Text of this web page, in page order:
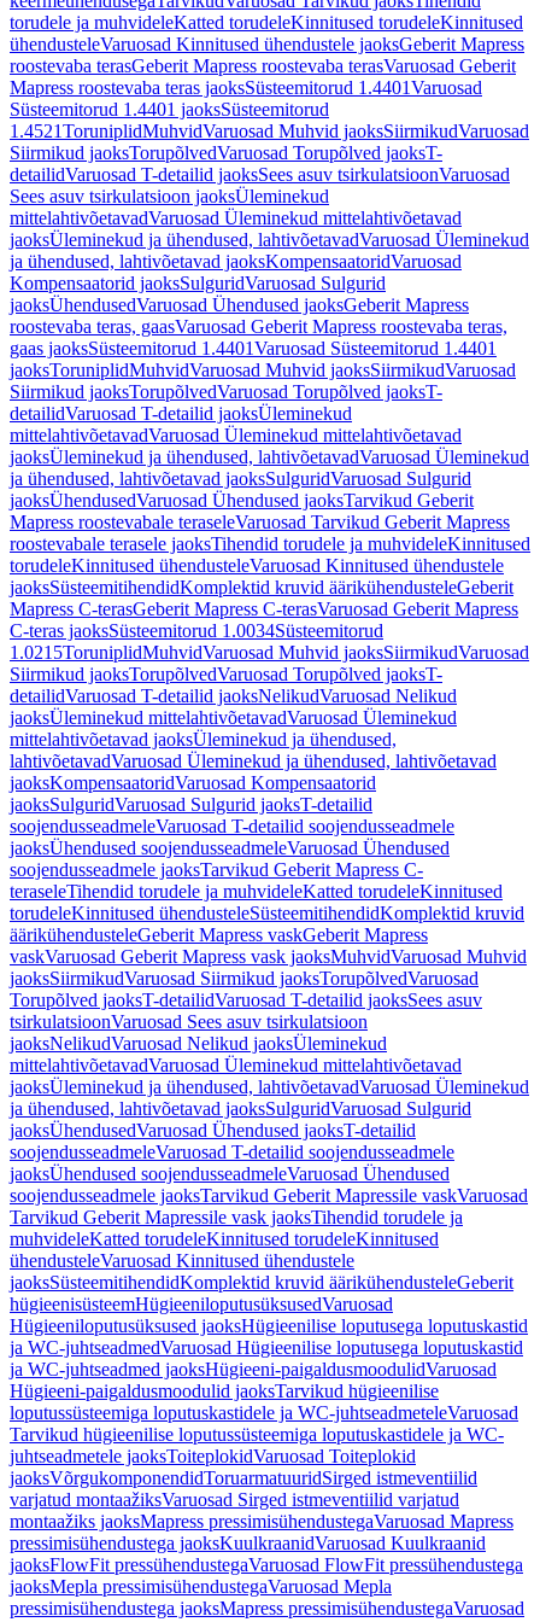
torudele ja muhvideleKatted torudeleKinnitused torudeleKinnitused
ühendusteleVaruosad Kinnitused ühendustele jaoksGeberit Mapress
roostevaba terasGeberit Mapress roostevaba terasVaruosad Geberit
Mapress roostevaba teras jaoksSüsteemitorud 1.4401Varuosad
Süsteemitorud 1.4401 jaoksSüsteemitorud
1.4521ToruniplidMuhvidVaruosad Muhvid jaoksSiirmikudVaruosad
Siirmikud jaoksTorupõlvedVaruosad Torupõlved jaoksT-
detailidVaruosad T-detailid jaoksSees asuv tsirkulatsioonVaruosad
Sees asuv tsirkulatsioon jaoksÜleminekud
mittelahtivõetavadVaruosad Üleminekud mittelahtivõetavad
jaoksÜleminekud ja ühendused, lahtivõetavadVaruosad Üleminekud
ja ühendused, lahtivõetavad jaoksKompensaatoridVaruosad
Kompensaatorid jaoksSulguridVaruosad Sulgurid
jaoksÜhendusedVaruosad Ühendused jaoksGeberit Mapress
roostevaba teras, gaasVaruosad Geberit Mapress roostevaba teras,
gaas jaoksSüsteemitorud 1.4401Varuosad Süsteemitorud 1.4401
jaoksToruniplidMuhvidVaruosad Muhvid jaoksSiirmikudVaruosad
Siirmikud jaoksTorupõlvedVaruosad Torupõlved jaoksT-
detailidVaruosad T-detailid jaoksÜleminekud
mittelahtivõetavadVaruosad Üleminekud mittelahtivõetavad
jaoksÜleminekud ja ühendused, lahtivõetavadVaruosad Üleminekud
ja ühendused, lahtivõetavad jaoksSulguridVaruosad Sulgurid
jaoksÜhendusedVaruosad Ühendused jaoksTarvikud Geberit
Mapress roostevabale teraseleVaruosad Tarvikud Geberit Mapress
roostevabale terasele jaoksTihendid torudele ja muhvideleKinnitused
torudeleKinnitused ühendusteleVaruosad Kinnitused ühendustele
jaoksSüsteemitihendidKomplektid kruvid äärikühendusteleGeberit
Mapress C-terasGeberit Mapress C-terasVaruosad Geberit Mapress
C-teras jaoksSüsteemitorud 1.0034Süsteemitorud
1.0215ToruniplidMuhvidVaruosad Muhvid jaoksSiirmikudVaruosad
Siirmikud jaoksTorupõlvedVaruosad Torupõlved jaoksT-
detailidVaruosad T-detailid jaoksNelikudVaruosad Nelikud
jaoksÜleminekud mittelahtivõetavadVaruosad Üleminekud
mittelahtivõetavad jaoksÜleminekud ja ühendused,
lahtivõetavadVaruosad Üleminekud ja ühendused, lahtivõetavad
jaoksKompensaatoridVaruosad Kompensaatorid
jaoksSulguridVaruosad Sulgurid jaoksT-detailid
soojendusseadmeleVaruosad T-detailid soojendusseadmele
jaoksÜhendused soojendusseadmeleVaruosad Ühendused
soojendusseadmele jaoksTarvikud Geberit Mapress C-
teraseleTihendid torudele ja muhvideleKatted torudeleKinnitused
torudeleKinnitused ühendusteleSüsteemitihendidKomplektid kruvid
äärikühendusteleGeberit Mapress vaskGeberit Mapress
vaskVaruosad Geberit Mapress vask jaoksMuhvidVaruosad Muhvid
jaoksSiirmikudVaruosad Siirmikud jaoksTorupõlvedVaruosad
Torupõlved jaoksT-detailidVaruosad T-detailid jaoksSees asuv
tsirkulatsioonVaruosad Sees asuv tsirkulatsioon
jaoksNelikudVaruosad Nelikud jaoksÜleminekud
mittelahtivõetavadVaruosad Üleminekud mittelahtivõetavad
jaoksÜleminekud ja ühendused, lahtivõetavadVaruosad Üleminekud
ja ühendused, lahtivõetavad jaoksSulguridVaruosad Sulgurid
jaoksÜhendusedVaruosad Ühendused jaoksT-detailid
soojendusseadmeleVaruosad T-detailid soojendusseadmele
jaoksÜhendused soojendusseadmeleVaruosad Ühendused
soojendusseadmele jaoksTarvikud Geberit Mapressile vaskVaruosad
Tarvikud Geberit Mapressile vask jaoksTihendid torudele ja
muhvideleKatted torudeleKinnitused torudeleKinnitused
ühendusteleVaruosad Kinnitused ühendustele
jaoksSüsteemitihendidKomplektid kruvid äärikühendusteleGeberit
hügieenisüsteemHügieeniloputusüksusedVaruosad
Hügieeniloputusüksused jaoksHügieenilise loputusega loputuskastid
ja WC-juhtseadmedVaruosad Hügieenilise loputusega loputuskastid
ja WC-juhtseadmed jaoksHügieeni-paigaldusmoodulidVaruosad
Hügieeni-paigaldusmoodulid jaoksTarvikud hügieenilise
loputussüsteemiga loputuskastidele ja WC-juhtseadmeteleVaruosad
Tarvikud hügieenilise loputussüsteemiga loputuskastidele ja WC-
juhtseadmetele jaoksToiteplokidVaruosad Toiteplokid
jaoksVõrgukomponendidToruarmatuuridSirged istmeventiilid
varjatud montaažiksVaruosad Sirged istmeventiilid varjatud
montaažiks jaoksMapress pressimisühendustegaVaruosad Mapress
pressimisühendustega jaoksKuulkraanidVaruosad Kuulkraanid
jaoksFlowFit pressühendustegaVaruosad FlowFit pressühendustega
jaoksMepla pressimisühendustegaVaruosad Mepla
pressimisühendustega jaoksMapress pressimisühendustegaVaruosad